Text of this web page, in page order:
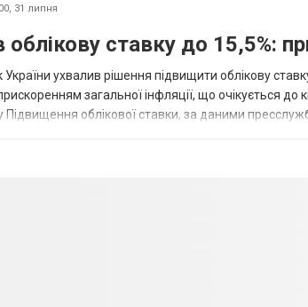
31 липня
облікову ставку до 15,5%:
ухвалив рішення підвищити облікову
загальної інфляції, що очікується
Підвищення облікової ставки, за даними